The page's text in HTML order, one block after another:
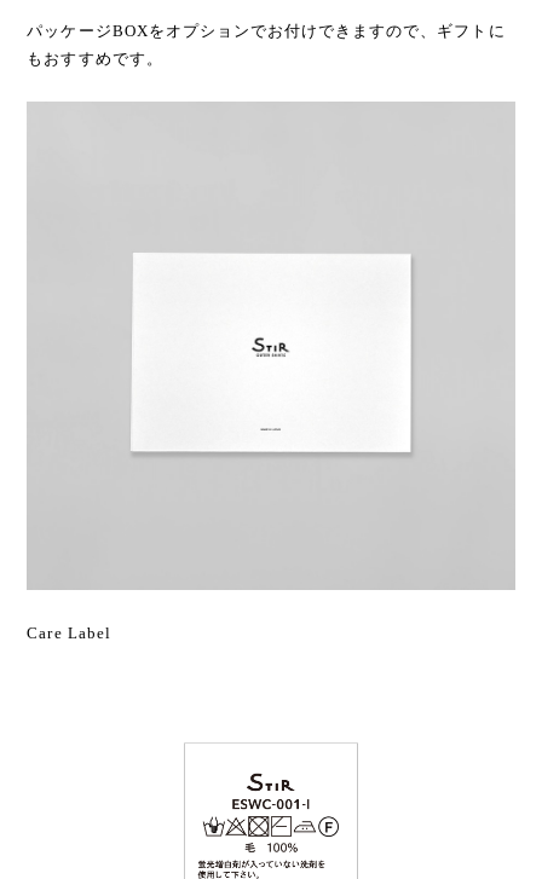
パッケージBOXをオプションでお付けできますので、ギフトに
もおすすめです。
Care Label